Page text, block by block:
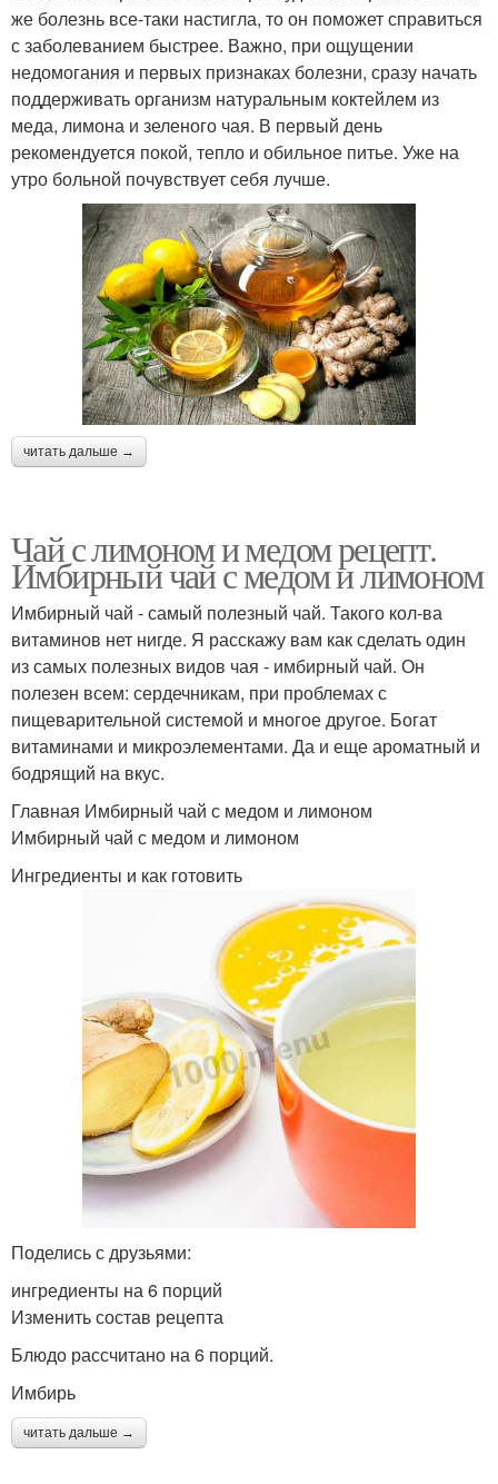
же болезнь все-таки настигла, то он поможет справиться
с заболеванием быстрее. Важно, при ощущении
недомогания и первых признаках болезни, сразу начать
поддерживать организм натуральным коктейлем из
меда, лимона и зеленого чая. В первый день
рекомендуется покой, тепло и обильное питье. Уже на
утро больной почувствует себя лучше.
читать дальше →
Чай с лимоном и медом рецепт.
Имбирный чай с медом и лимоном
Имбирный чай - самый полезный чай. Такого кол-ва
витаминов нет нигде. Я расскажу вам как сделать один
из самых полезных видов чая - имбирный чай. Он
полезен всем: сердечникам, при проблемах с
пищеварительной системой и многое другое. Богат
витаминами и микроэлементами. Да и еще ароматный и
бодрящий на вкус.
Главная Имбирный чай с медом и лимоном
Имбирный чай с медом и лимоном
Ингредиенты и как готовить
Поделись с друзьями:
ингредиенты на 6 порций
Изменить состав рецепта
Блюдо рассчитано на 6 порций.
Имбирь
читать дальше →